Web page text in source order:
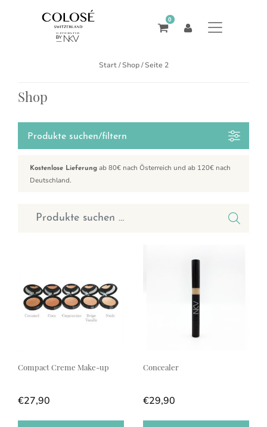
0
Start/Shop/ Seite 2
Shop
Produkte suchen/filtern
Kostenlose Lieferung ab 80€ nach Österreich und ab 120€ nach
Deutschland.
Suchen nach:
Compact Creme Make-up
€27,90
Concealer
€29,90